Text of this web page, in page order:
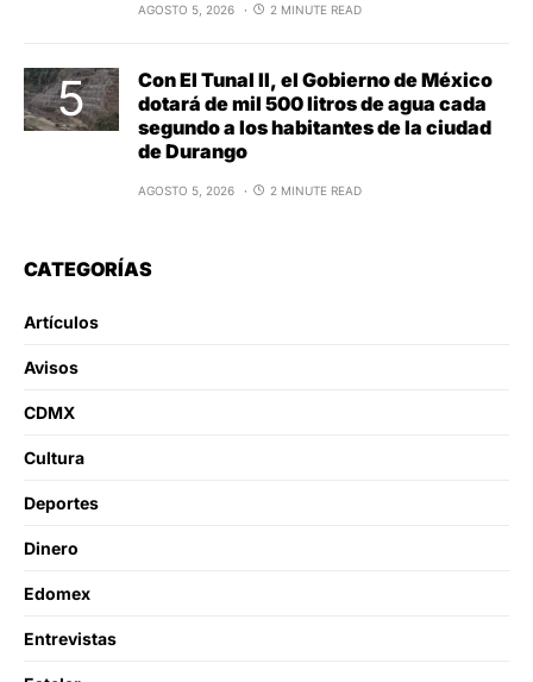
AGOSTO 5, 2026 2 MINUTE READ
Con El Tunal II, el Gobierno de México
dotará de mil 500 litros de agua cada
segundo a los habitantes de la ciudad
de Durango
AGOSTO 5, 2026 2 MINUTE READ
CATEGORÍAS
Artículos
Avisos
CDMX
Cultura
Deportes
Dinero
Edomex
Entrevistas